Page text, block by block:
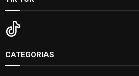
CATEGORIAS